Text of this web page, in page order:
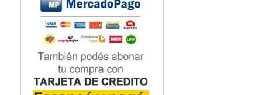
Neurocirugía
Neurología
Nutrición
Odontología
Oftalmología
Oncología / Cuidados Paliativos
Ortopedía / Traumatología